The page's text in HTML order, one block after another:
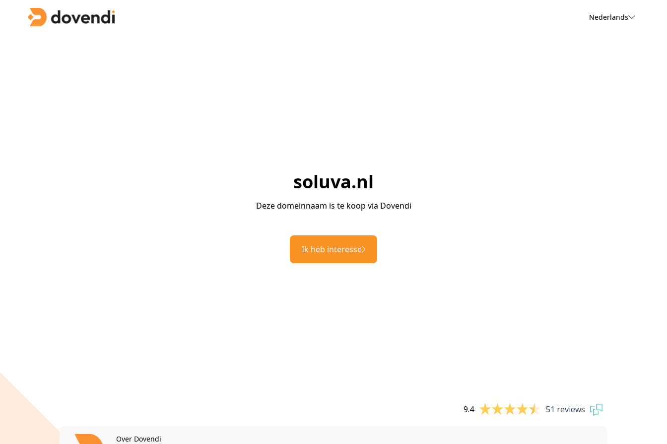
Nederlands
soluva.nl
Deze domeinnaam is te koop via Dovendi
Ik heb interesse
9.4 51 reviews
Over Dovendi